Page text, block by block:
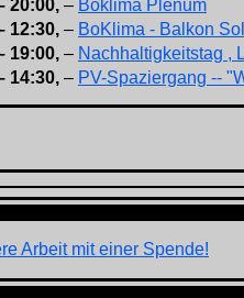
20:00, – Boklima Plenum
12:30, – BoKlima - Balkon
19:00, – Nachhaltigkeitstag ,
14:30, – PV-Spaziergang --
Arbeit mit einer Spende!